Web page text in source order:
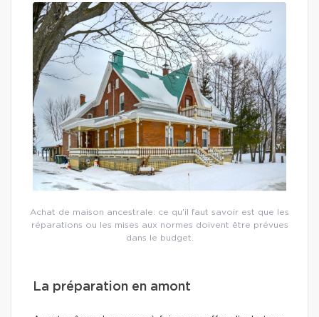
Achat de maison ancestrale: ce qu'il faut savoir est que les
réparations ou les mises aux normes doivent être prévues
dans le budget.
La préparation en amont